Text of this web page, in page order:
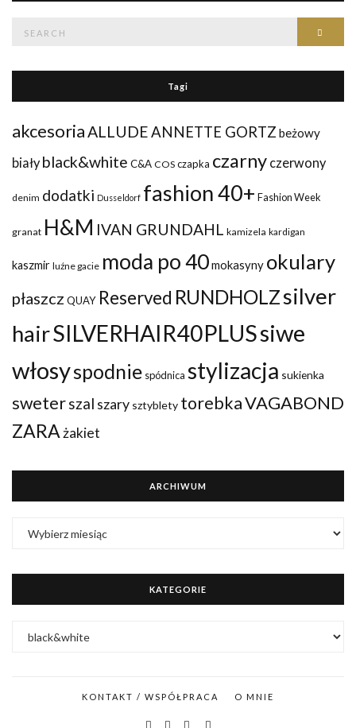
Tagi
akcesoriaALLUDEANNETTE GORTZ beżowy
biały black&white C&A COS czapka czarny czerwony
denim dodatki Dusseldorf fashion 40+ Fashion Week
granat H&M IVAN GRUNDAHL kamizela kardigan
kaszmir luźne gacie moda po 40mokasyny okulary
płaszcz QUAY Reserved RUNDHOLZsilver
hairSILVERHAIR40PLUSsiwe
włosyspodnie spódnica stylizacja sukienka
sweterszal szary sztyblety torebkaVAGABOND
ZARAżakiet
ARCHIWUM
KATEGORIE
KONTAKT / WSPÓŁPRACA O MNIE